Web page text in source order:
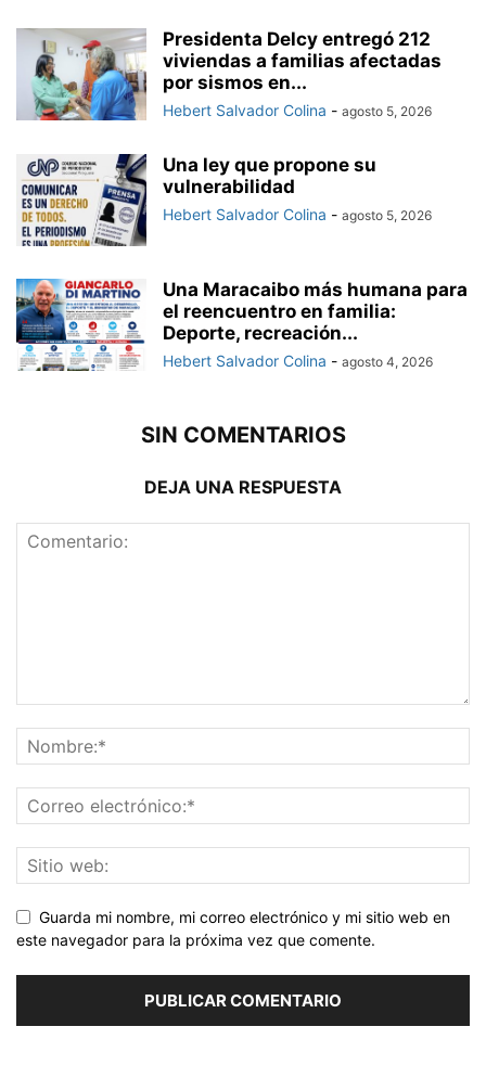
Presidenta Delcy entregó 212
viviendas a familias afectadas
por sismos en...
Hebert Salvador Colina - agosto 5, 2026
Una ley que propone su
vulnerabilidad
Hebert Salvador Colina - agosto 5, 2026
Una Maracaibo más humana para
el reencuentro en familia:
Deporte, recreación...
Hebert Salvador Colina - agosto 4, 2026
SIN COMENTARIOS
DEJA UNA RESPUESTA
Guarda mi nombre, mi correo electrónico y mi sitio web en
este navegador para la próxima vez que comente.